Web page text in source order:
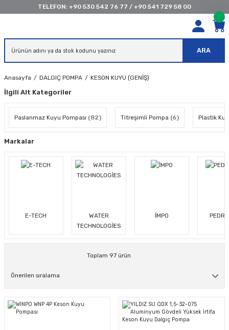
TELEFON: +90 530 542 76 77 / +90 541 729 58 00
ARA
Anasayfa DALGIÇ POMPA KESON KUYU (GENİŞ)
İlgili Alt Kategoriler
Paslanmaz Kuyu Pompası (82) Titreşimli Pompa (6) Plastik
Markalar
E-TECH
WATER
TECHNOLOGİES
İMPO
Toplam 97 ürün